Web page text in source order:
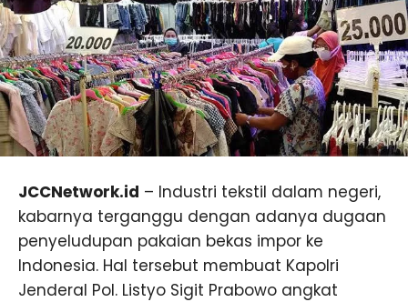
JCCNetwork.id – Industri tekstil dalam negeri,
kabarnya terganggu dengan adanya dugaan
penyeludupan pakaian bekas impor ke
Indonesia. Hal tersebut membuat Kapolri
Jenderal Pol. Listyo Sigit Prabowo angkat